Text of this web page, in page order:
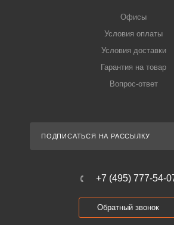
Офисы
Условия оплаты
Условия доставки
Гарантия на товар
Вопрос-ответ
ПОДПИСАТЬСЯ НА РАССЫЛКУ
+7 (495) 777-54-
Обратный звонок